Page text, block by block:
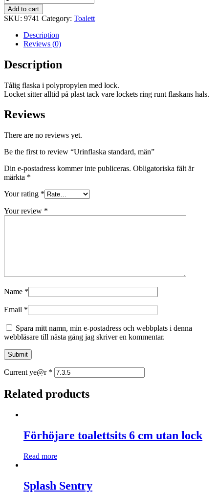
standard,
män
quantity
Add to cart
SKU: 9741 Category: Toalett
Description
Reviews (0)
Description
Tålig flaska i polypropylen med lock.
Locket sitter alltid på plast tack vare lockets ring runt flaskans hals.
Reviews
There are no reviews yet.
Be the first to review “Urinflaska standard, män”
Din e-postadress kommer inte publiceras. Obligatoriska fält är
märkta *
Your rating *
Your review *
Name *
Email *
Spara mitt namn, min e-postadress och webbplats i denna
webbläsare till nästa gång jag skriver en kommentar.
Current ye@r *
Related products
Förhöjare toalettsits 6 cm utan lock
Read more
Splash Sentry